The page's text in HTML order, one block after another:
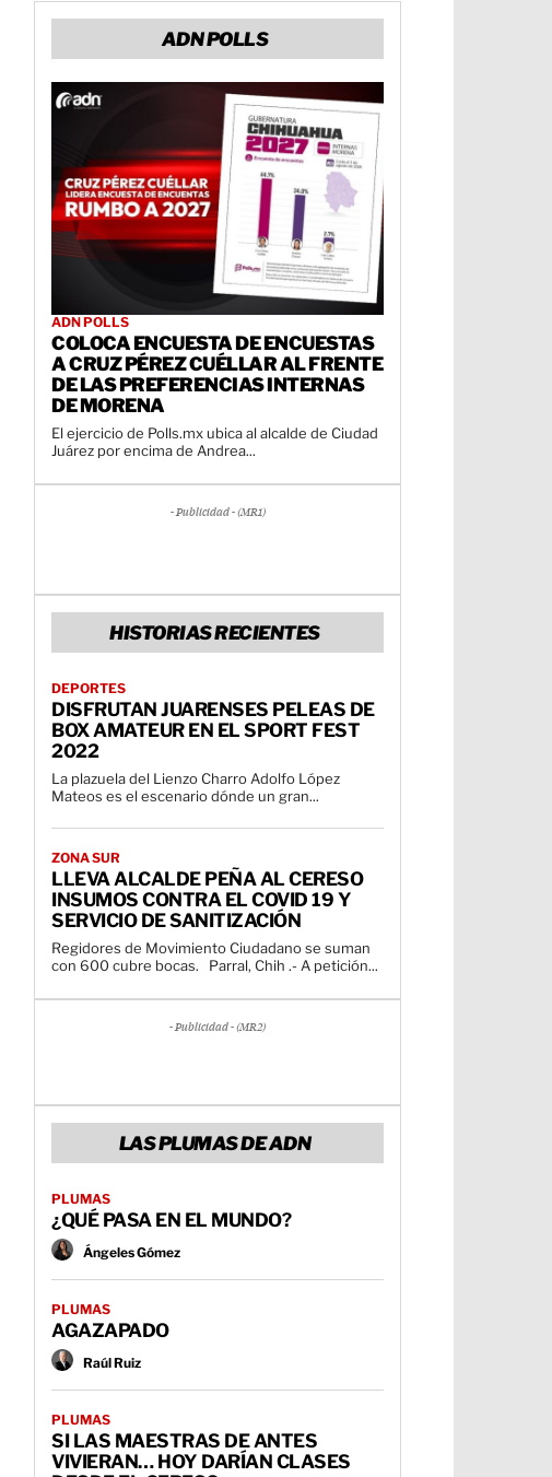
ADN POLLS
ADN POLLS
COLOCA ENCUESTA DE ENCUESTAS
A CRUZ PÉREZ CUÉLLAR AL FRENTE
DE LAS PREFERENCIAS INTERNAS
DE MORENA
El ejercicio de Polls.mx ubica al alcalde de Ciudad
Juárez por encima de Andrea...
- Publicidad - (MR1)
HISTORIAS RECIENTES
DEPORTES
DISFRUTAN JUARENSES PELEAS DE
BOX AMATEUR EN EL SPORT FEST
2022
La plazuela del Lienzo Charro Adolfo López
Mateos es el escenario dónde un gran...
ZONA SUR
LLEVA ALCALDE PEÑA AL CERESO
INSUMOS CONTRA EL COVID 19 Y
SERVICIO DE SANITIZACIÓN
Regidores de Movimiento Ciudadano se suman
con 600 cubre bocas. Parral, Chih .- A petición...
- Publicidad - (MR2)
LAS PLUMAS DE ADN
PLUMAS
¿QUÉ PASA EN EL MUNDO?
Ángeles Gómez
PLUMAS
AGAZAPADO
Raúl Ruiz
PLUMAS
SI LAS MAESTRAS DE ANTES
VIVIERAN… HOY DARÍAN CLASES